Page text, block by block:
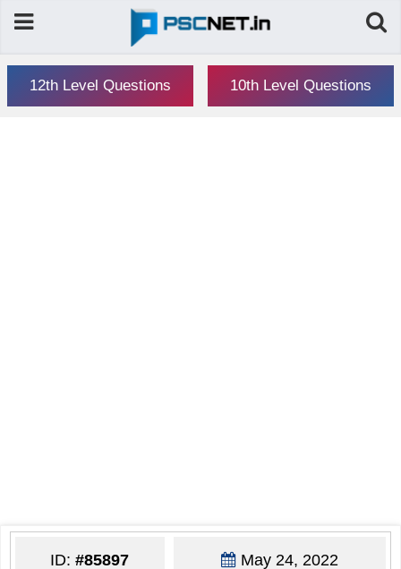
12th Level Questions 10th Level Questions
ID:#85897 May 24, 2022